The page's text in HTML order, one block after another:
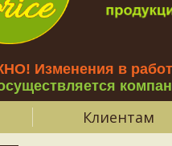
Изменения в
Клиентам